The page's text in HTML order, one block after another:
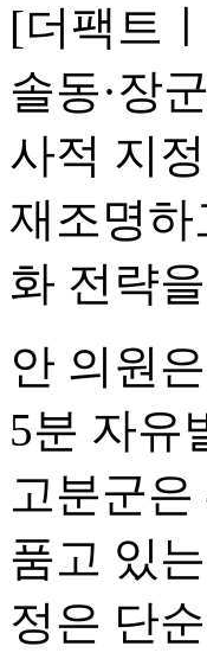
[더팩트
솔동·장
사적 지
재조명하
화 전략
안 의원
5분 자유
고분군
품고 있
정은 단